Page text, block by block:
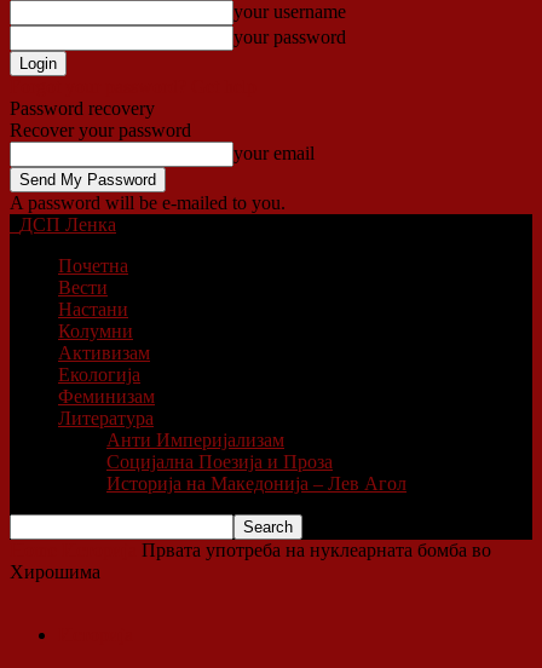
your username
your password
Password recovery
Recover your password
your email
A password will be e-mailed to you.
ДСП Ленка
Почетна
Вести
Настани
Колумни
Активизам
Екологија
Феминизам
Литература
Анти Империјализам
Социјална Поезија и Проза
Историја на Македонија – Лев Агол
Првата употреба на нуклеарната бомба во
Хирошима